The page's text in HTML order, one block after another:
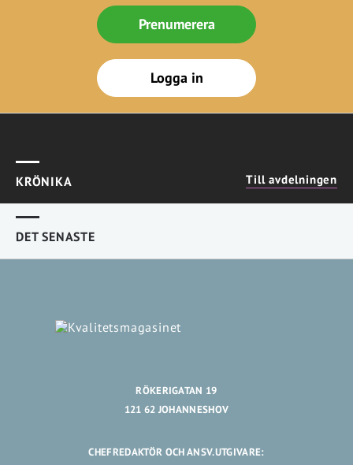
Prenumerera
Logga in
KRÖNIKA Till avdelningen
DET SENASTE
RÖKERIGATAN 19
121 62 JOHANNESHOV
CHEFREDAKTÖR OCH ANSV.UTGIVARE: